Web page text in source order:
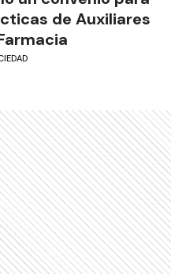
de Auxiliares